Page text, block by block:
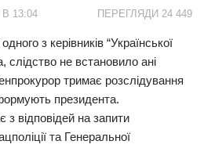
ПЕРЕГЛЯДИ 24 449
13:04
з керівників “Української
не встановило ані
тримає розслідування
президента.
з відповідей на запити
та Генеральної